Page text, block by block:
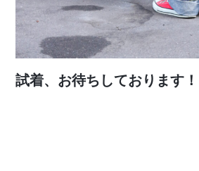
試着、お待ちしております！